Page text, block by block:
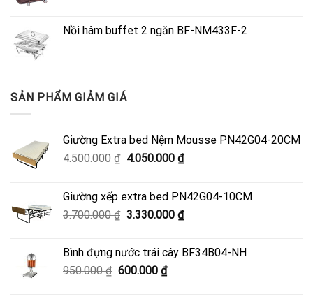
Nồi hâm buffet 2 ngăn BF-NM433F-2
SẢN PHẨM GIẢM GIÁ
Giường Extra bed Nệm Mousse PN42G04-20CM
4.500.000₫ Giá
4.500.000 ₫.
4.050.000 ₫Giá
là:
4.050.000 ₫.
Giường xếp extra bed PN42G04-10CM
3.700.000₫ Giá
3.700.000 ₫.
3.330.000 ₫Giá
là:
Bình đựng nước trái cây BF34B04-NH
950.000₫ Giá
600.000 ₫Giá